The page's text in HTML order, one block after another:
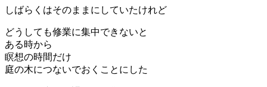
しばらくはそのままにしていたけれど
どうしても修業に集中できないと
ある時から
瞑想の時間だけ
庭の木につないでおくことにした